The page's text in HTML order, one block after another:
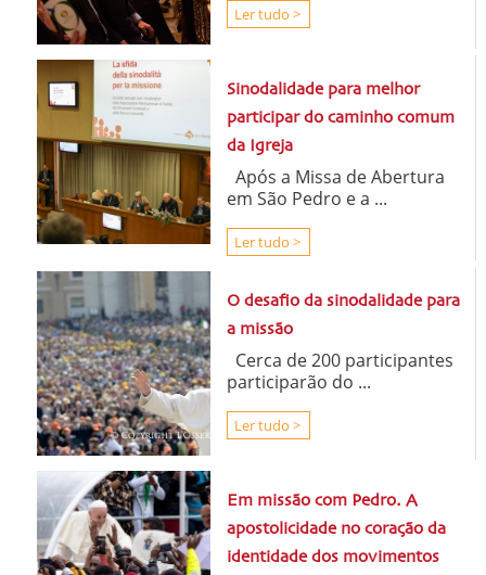
Ler tudo >
Sinodalidade para melhor
participar do caminho comum
da Igreja
Após a Missa de Abertura
em São Pedro e a ...
Ler tudo >
O desafio da sinodalidade para
a missão
Cerca de 200 participantes
participarão do ...
Ler tudo >
Em missão com Pedro. A
apostolicidade no coração da
identidade dos movimentos